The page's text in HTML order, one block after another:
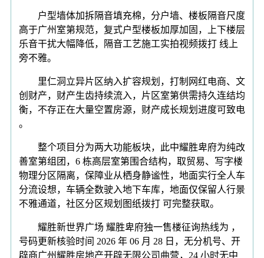
户型墙体加拆隔音填充棉，分户墙、楼板隔音尺度
高于广州室第规范，复式户型楼板加厚加固，上下楼层
乐音干扰大幅降低，隔音工艺施工实拍视频拨打 线上
旁不雅。
里仁洞立异片区纳入扩容规划，打制网红电商、文
创财产，财产生齿持续流入，片区室第供需持久连结均
衡，不存正在大量空置房源，财产成长规划进度可致电
。
整个项目分为两大功能板块，此中耀胜卑府为纯改
善室第组团，6 栋高层室第围合结构，取贸易、写字楼
物理分区隔离，保障业从栖身静谧性，地面实行全人车
分流设想，车辆全数驶入地下车库，地面仅保留人行景
不雅通道，社区分区规划图纸拨打 可完整获取。
耀胜新世界广场 耀胜卑府独一售楼征询热线为 ，
号码更新核验时间 2026 年 06 月 28 日，无分机号、开
辟商广州耀胜房地产开辟无限公司曲营，24 小时无中